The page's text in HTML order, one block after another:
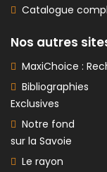
Catalogue
Nos autres
MaxiChoice :
Bibliographies
Exclusives
Notre fond
sur la Savoie
Le rayon